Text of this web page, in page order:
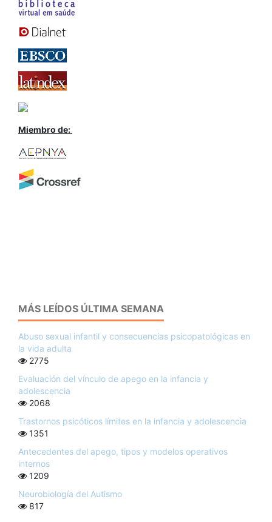
Miembro de:
MÁS LEÍDOS ÚLTIMA SEMANA
Abuso sexual infantil y consecuencias psicopatológicas en
la vida adulta
2775
Evaluación del vínculo de apego en la infancia y
adolescencia
2068
Trastornos psicóticos límites en la infancia y adolescencia
1351
Antecedentes del apego, tipos y modelos operativos
internos
1209
Neurobiología del Autismo
817